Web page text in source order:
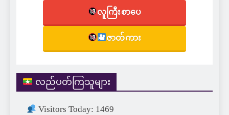
လူကြီးစာပေ
ဇာတ်ကား
လည်ပတ်ကြသူများ
Visitors Today: 1469